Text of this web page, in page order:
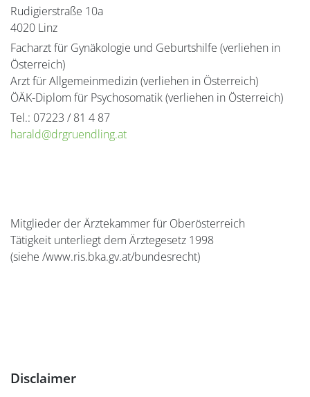
Rudigierstraße 10a
4020 Linz
Facharzt für Gynäkologie und Geburtshilfe (verliehen in
Österreich)
Arzt für Allgemeinmedizin (verliehen in Österreich)
ÖÄK-Diplom für Psychosomatik (verliehen in Österreich)
Tel.: 07223 / 81 4 87
ta.gn
ildne
urgrd
@dlar
ah
Mitglieder der Ärztekammer für Oberösterreich
Tätigkeit unterliegt dem Ärztegesetz 1998
(siehe /www.ris.bka.gv.at/bundesrecht)
Disclaimer